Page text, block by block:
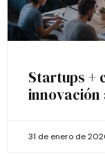
Startups +
31 de enero de